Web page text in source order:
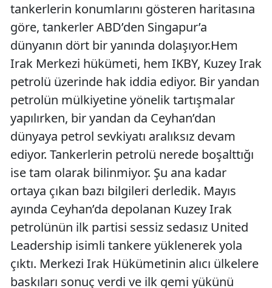
tankerlerin konumlarını gösteren haritasına
göre, tankerler ABD’den Singapur’a
dünyanın dört bir yanında dolaşıyor.Hem
Irak Merkezi hükümeti, hem IKBY, Kuzey Irak
petrolü üzerinde hak iddia ediyor. Bir yandan
petrolün mülkiyetine yönelik tartışmalar
yapılırken, bir yandan da Ceyhan’dan
dünyaya petrol sevkiyatı aralıksız devam
ediyor. Tankerlerin petrolü nerede boşalttığı
ise tam olarak bilinmiyor. Şu ana kadar
ortaya çıkan bazı bilgileri derledik. Mayıs
ayında Ceyhan’da depolanan Kuzey Irak
petrolünün ilk partisi sessiz sedasız United
Leadership isimli tankere yüklenerek yola
çıktı. Merkezi Irak Hükümetinin alıcı ülkelere
baskıları sonuç verdi ve ilk gemi yükünü